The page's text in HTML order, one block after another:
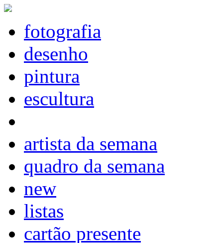
fotografia
desenho
pintura
escultura
artista da semana
quadro da semana
new
listas
cartão presente